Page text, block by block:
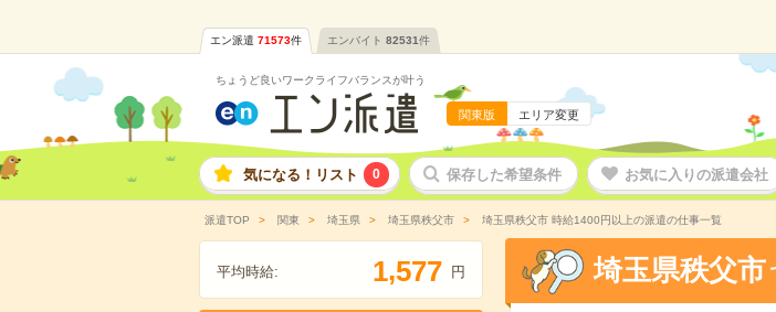
エン派遣 71573件 エンバイト 82531件
ちょうど良いワークライフバランスが叶う
関東版 エリア変更
気になる！リスト 0 保存した希望条件 お気に入りの派遣会社
派遣TOP 関東 埼玉県 埼玉県秩父市 埼玉県秩父市 時給1400円以上の派遣の仕事一覧
平均時給: 1,577 円 埼玉県秩父市